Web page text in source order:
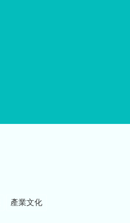
產業文化